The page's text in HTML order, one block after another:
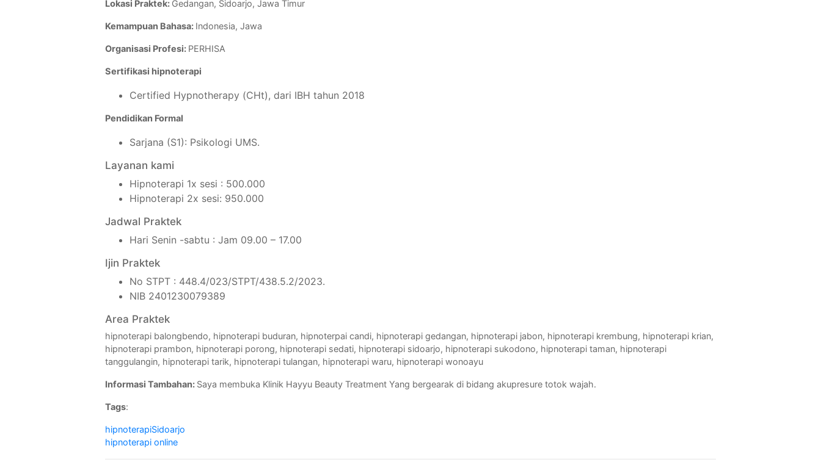
Lokasi Praktek: Gedangan, Sidoarjo, Jawa Timur
Kemampuan Bahasa: Indonesia, Jawa
Organisasi Profesi: PERHISA
Sertifikasi hipnoterapi
Certified Hypnotherapy (CHt), dari IBH tahun 2018
Pendidikan Formal
Sarjana (S1): Psikologi UMS.
Layanan kami
Hipnoterapi 1x sesi : 500.000
Hipnoterapi 2x sesi: 950.000
Jadwal Praktek
Hari Senin -sabtu : Jam 09.00 – 17.00
Ijin Praktek
No STPT : 448.4/023/STPT/438.5.2/2023.
NIB 2401230079389
Area Praktek
hipnoterapi balongbendo, hipnoterapi buduran, hipnoterpai candi, hipnoterapi gedangan, hipnoterapi jabon, hipnoterapi krembung, hipnoterapi krian,
hipnoterapi prambon, hipnoterapi porong, hipnoterapi sedati, hipnoterapi sidoarjo, hipnoterapi sukodono, hipnoterapi taman, hipnoterapi
tanggulangin, hipnoterapi tarik, hipnoterapi tulangan, hipnoterapi waru, hipnoterapi wonoayu
Informasi Tambahan: Saya membuka Klinik Hayyu Beauty Treatment Yang bergearak di bidang akupresure totok wajah.
Tags:
hipnoterapiSidoarjo
hipnoterapi online